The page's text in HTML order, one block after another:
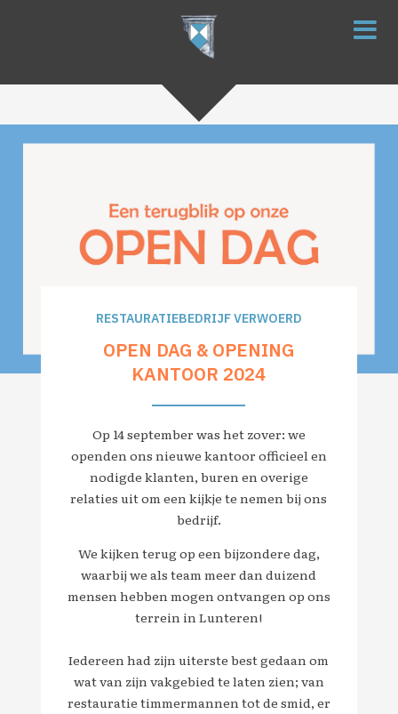
RESTAURATIEBEDRIJF VERWOERD
OPEN DAG & OPENING
KANTOOR 2024
Op 14 september was het zover: we
openden ons nieuwe kantoor officieel en
nodigde klanten, buren en overige
relaties uit om een kijkje te nemen bij ons
bedrijf.
We kijken terug op een bijzondere dag,
waarbij we als team meer dan duizend
mensen hebben mogen ontvangen op ons
terrein in Lunteren!
Iedereen had zijn uiterste best gedaan om
wat van zijn vakgebied te laten zien; van
restauratie timmermannen tot de smid, er